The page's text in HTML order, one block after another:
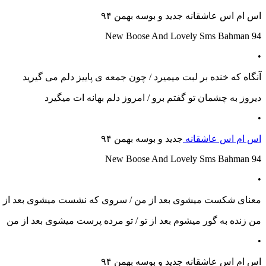
اس ام اس عاشقانه جدید و بوسه بهمن ۹۴
New Boose And Lovely Sms Bahman 94
•
آنگاه که خنده بر لبت میمیرد / چون جمعه ی پاییز دلم می گیرید
دیروز به چشمان تو گفتم برو / امروز دلم بهانه ات میگیرد
•
اس ام اس عاشقانه جدید و بوسه بهمن ۹۴
New Boose And Lovely Sms Bahman 94
•
معنای شکست میشوی بعد از من / سروی که نشست میشوی بعد
من زنده به گور میشوم بعد از تو / تو مرده پرست میشوی بعد از من
•
اس ام اس عاشقانه جدید و بوسه بهمن ۹۴